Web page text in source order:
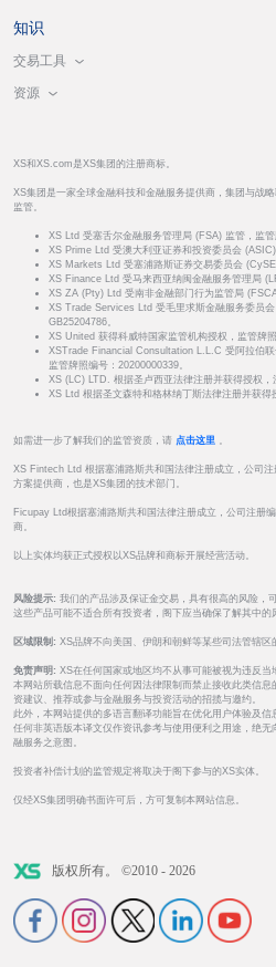
知识
交易工具
资源
XS和XS.com是XS集团的注册商标。
XS集团是一家全球金融科技和金融服务提供商，集团与战
监管。
XS Ltd 受塞舌尔金融服务管理局 (FSA) 监管，监管
XS Prime Ltd 受澳大利亚证券和投资委员会
XS Markets Ltd 受塞浦路斯证券交易委员会
XS Finance Ltd 受马来西亚纳闽金融服务管理局
XS ZA (Pty) Ltd 受南非金融部门行为监管局
XS Trade Services Ltd 受毛里求斯金融服务委员会
GB25204786。
XS United 获得科威特国家监管机构授权，监管牌照
XSTrade Financial Consultation L.L.C 受阿拉伯联
监管牌照编号：20200000339。
XS (LC) LTD. 根据圣卢西亚法律注册并获得授权，
XS Ltd 根据圣文森特和格林纳丁斯法律注册并获得
如需进一步了解我们的监管资质，请 点击这里 。
XS Fintech Ltd 根据塞浦路斯共和国法律注册成立，公司
方案提供商，也是XS集团的技术部门。
Ficupay Ltd根据塞浦路斯共和国法律注册成立，公司注册
商。
以上实体均获正式授权以XS品牌和商标开展经营活动。
风险提示: 我们的产品涉及保证金交易，具有很高的风险，
这些产品可能不适合所有投资者，阁下应当确保了解其中的
区域限制: XS品牌不向美国、伊朗和朝鲜等某些司法管辖区
免责声明: XS在任何国家或地区均不从事可能被视为违反当
本网站所载信息不面向任何因法律限制而禁止接收此类信
资建议、推荐或参与金融服务与投资活动的招揽与邀约。
此外，本网站提供的多语言翻译功能旨在优化用户体验及信
任何非英语版本译文仅作资讯参考与使用便利之用途，绝
融服务之意图。
投资者补偿计划的监管规定将取决于阁下参与的XS实体。
仅经XS集团明确书面许可后，方可复制本网站信息。
版权所有。 ©2010 - 2026